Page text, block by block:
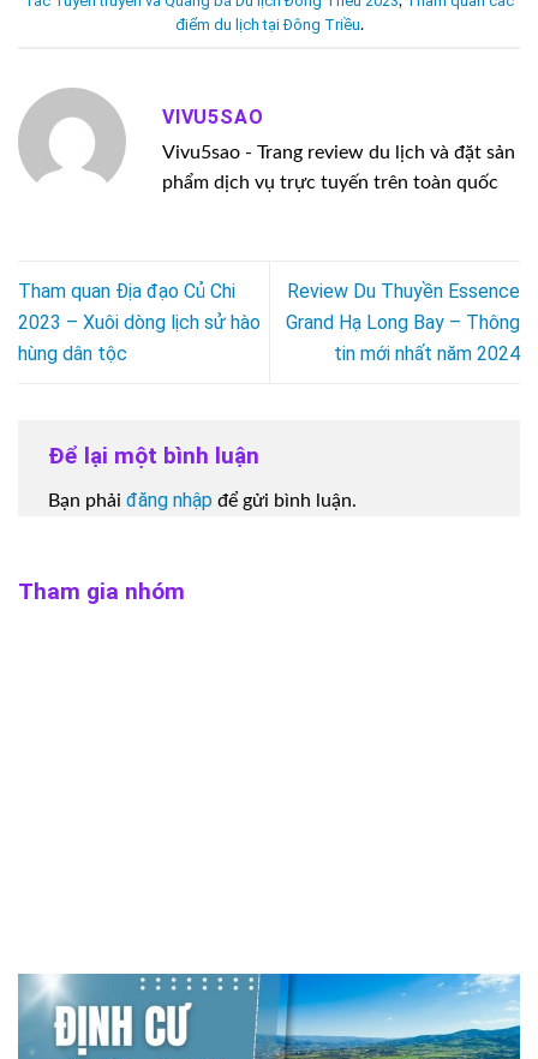
điểm du lịch tại Đông Triều.
VIVU5SAO
Vivu5sao - Trang review du lịch và đặt sản
phẩm dịch vụ trực tuyến trên toàn quốc
Tham quan Địa đạo Củ Chi
2023 – Xuôi dòng lịch sử hào
hùng dân tộc
Review Du Thuyền Essence
Grand Hạ Long Bay – Thông
tin mới nhất năm 2024
Để lại một bình luận
Bạn phải đăng nhập để gửi bình luận.
Tham gia nhóm